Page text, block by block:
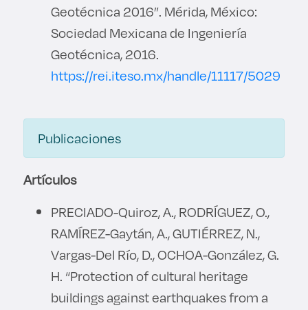
Geotécnica 2016”. Mérida, México:
Sociedad Mexicana de Ingeniería
Geotécnica, 2016.
https://rei.iteso.mx/handle/11117/5029
Publicaciones
Artículos
PRECIADO-Quiroz, A., RODRÍGUEZ, O.,
RAMÍREZ-Gaytán, A., GUTIÉRREZ, N.,
Vargas-Del Río, D., OCHOA-González, G.
H. “Protection of cultural heritage
buildings against earthquakes from a